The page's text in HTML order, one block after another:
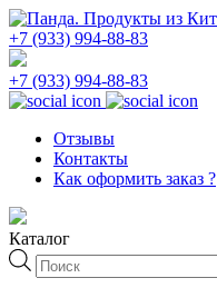
+7 (933) 994-88-83
+7 (933) 994-88-83
Отзывы
Контакты
Как оформить заказ ?
Каталог
Поиск
товаров